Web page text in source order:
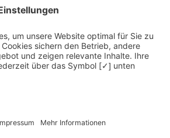
Kontakt
Datenschutz
Newsletter